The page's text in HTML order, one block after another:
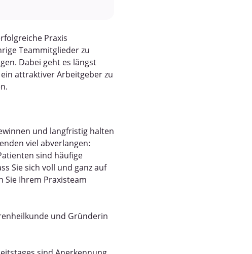
Praxis
Teammitglieder zu
Dabei geht es längst
attraktiver Arbeitgeber zu
und langfristig halten
viel abverlangen:
sind häufige
Sie sich voll und ganz auf
Sie Ihrem Praxisteam
und Gründerin